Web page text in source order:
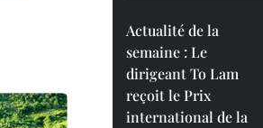
Actualité de la
semaine : Le
dirigeant To Lam
reçoit le Prix
international de la